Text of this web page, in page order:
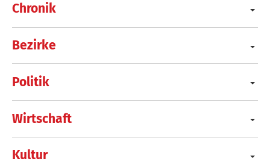
Chronik
Bezirke
Politik
Wirtschaft
Kultur